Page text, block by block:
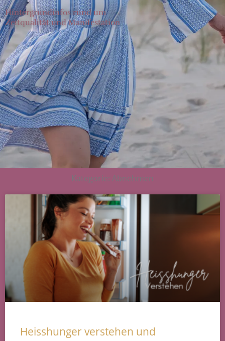
Hintergrundinfos rund um
Zeitqualität und Manifestation
Kategorie: Abnehmen
Heisshunger verstehen und